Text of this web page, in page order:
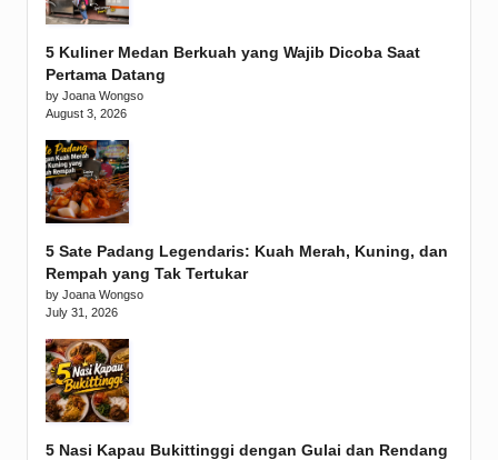
5 Kuliner Medan Berkuah yang Wajib Dicoba Saat
Pertama Datang
by Joana Wongso
August 3, 2026
5 Sate Padang Legendaris: Kuah Merah, Kuning, dan
Rempah yang Tak Tertukar
by Joana Wongso
July 31, 2026
5 Nasi Kapau Bukittinggi dengan Gulai dan Rendang